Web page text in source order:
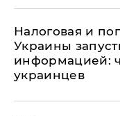
Налоговая и
Украины
информацией:
украинцев